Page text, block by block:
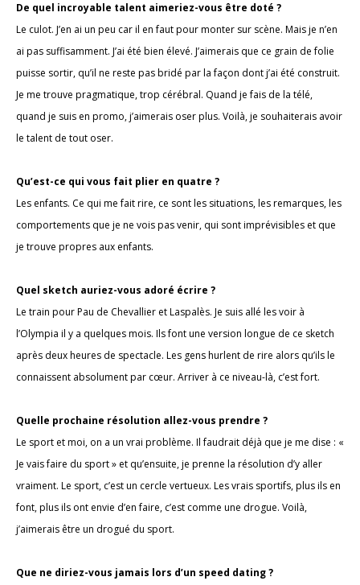
De quel incroyable talent aimeriez-vous être doté ?
Le culot. J’en ai un peu car il en faut pour monter sur scène. Mais je n’en
ai pas suffisamment. J’ai été bien élevé. J’aimerais que ce grain de folie
puisse sortir, qu’il ne reste pas bridé par la façon dont j’ai été construit.
Je me trouve pragmatique, trop cérébral. Quand je fais de la télé,
quand je suis en promo, j’aimerais oser plus. Voilà, je souhaiterais avoir
le talent de tout oser.
Qu’est-ce qui vous fait plier en quatre ?
Les enfants. Ce qui me fait rire, ce sont les situations, les remarques, les
comportements que je ne vois pas venir, qui sont imprévisibles et que
je trouve propres aux enfants.
Quel sketch auriez-vous adoré écrire ?
Le train pour Pau de Chevallier et Laspalès. Je suis allé les voir à
l’Olympia il y a quelques mois. Ils font une version longue de ce sketch
après deux heures de spectacle. Les gens hurlent de rire alors qu’ils le
connaissent absolument par cœur. Arriver à ce niveau-là, c’est fort.
Quelle prochaine résolution allez-vous prendre ?
Le sport et moi, on a un vrai problème. Il faudrait déjà que je me dise : «
Je vais faire du sport » et qu’ensuite, je prenne la résolution d’y aller
vraiment. Le sport, c’est un cercle vertueux. Les vrais sportifs, plus ils en
font, plus ils ont envie d’en faire, c’est comme une drogue. Voilà,
j’aimerais être un drogué du sport.
Que ne diriez-vous jamais lors d’un speed dating ?